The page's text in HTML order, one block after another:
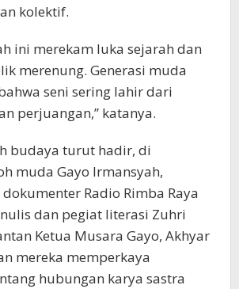
kolektif.
ini merekam luka sejarah dan
merenung. Generasi muda
seni sering lahir dari
perjuangan,” katanya.
budaya turut hadir, di
muda Gayo Irmansyah,
Radio Rimba Raya
dan pegiat literasi Zuhri
Ketua Musara Gayo, Akhyar
mereka memperkaya
hubungan karya sastra